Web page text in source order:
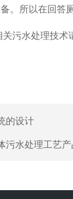
。所以在回答
污水处理技术
的设计
污水处理工艺